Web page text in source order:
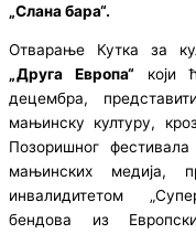
„Слана бара“.
Отварање Кутка за
„Друга Европа“ који
децембра,
мањинску културу,
Позоришног фестивала
мањинских медија,
инвалидитетом
бендова из